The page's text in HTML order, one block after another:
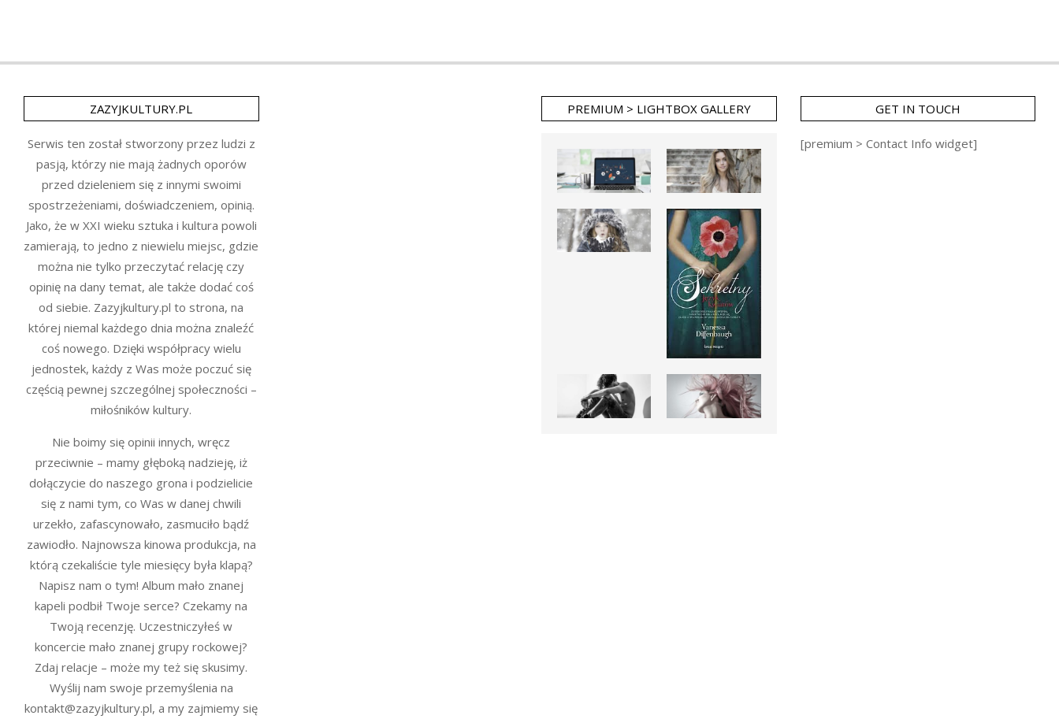
ZAZYJKULTURY.PL
Serwis ten został stworzony przez ludzi z
pasją, którzy nie mają żadnych oporów
przed dzieleniem się z innymi swoimi
spostrzeżeniami, doświadczeniem, opinią.
Jako, że w XXI wieku sztuka i kultura powoli
zamierają, to jedno z niewielu miejsc, gdzie
można nie tylko przeczytać relację czy
opinię na dany temat, ale także dodać coś
od siebie. Zazyjkultury.pl to strona, na
której niemal każdego dnia można znaleźć
coś nowego. Dzięki współpracy wielu
jednostek, każdy z Was może poczuć się
częścią pewnej szczególnej społeczności –
miłośników kultury.
Nie boimy się opinii innych, wręcz
przeciwnie – mamy głęboką nadzieję, iż
dołączycie do naszego grona i podzielicie
się z nami tym, co Was w danej chwili
urzekło, zafascynowało, zasmuciło bądź
zawiodło. Najnowsza kinowa produkcja, na
którą czekaliście tyle miesięcy była klapą?
Napisz nam o tym! Album mało znanej
kapeli podbił Twoje serce? Czekamy na
Twoją recenzję. Uczestniczyłeś w
koncercie mało znanej grupy rockowej?
Zdaj relacje – może my też się skusimy.
Wyślij nam swoje przemyślenia na
kontakt@zazyjkultury.pl, a my zajmiemy się
PREMIUM > LIGHTBOX GALLERY GET IN TOUCH
[premium > Contact Info widget]